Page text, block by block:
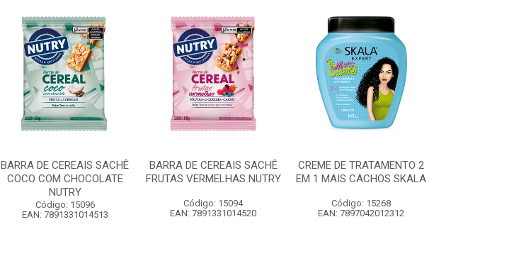
BARRA DE CEREAIS SACHÊ
COCO COM CHOCOLATE
NUTRY
Código: 15096
EAN: 7891331014513
BARRA DE CEREAIS SACHÊ
FRUTAS VERMELHAS NUTRY
Código: 15094
EAN: 7891331014520
CREME DE TRATAMENTO 2
EM 1 MAIS CACHOS SKALA
Código: 15268
EAN: 7897042012312